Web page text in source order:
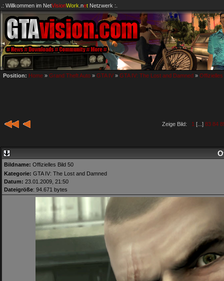
.: Willkommen im NetVisionWork .netNetzwerk :.
Position: Home » Grand Theft Auto » GTA IV » GTA IV: The Lost and Damned » Offizielles
Zeige Bild: 1 [...] 83 84
Bildname: Offizielles Bild 50
Kategorie: GTA IV: The Lost and Damned
Datum: 23.01.2009, 21:50
Dateigröße: 94.671 bytes